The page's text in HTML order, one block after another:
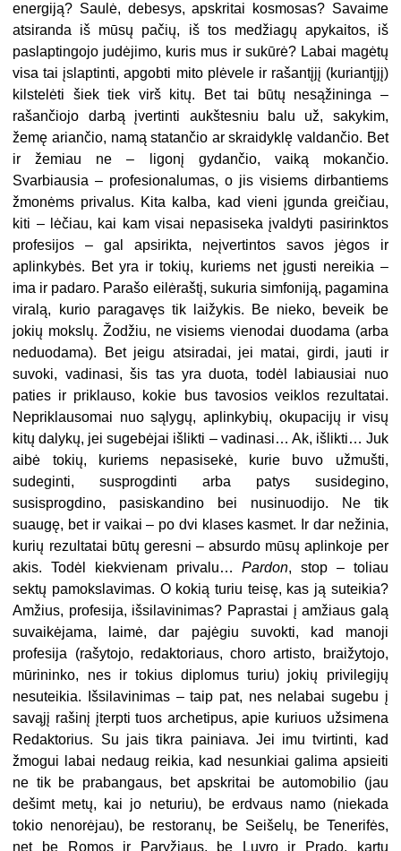
energiją? Saulė, debesys, apskritai kosmosas? Savaime
atsiranda iš mūsų pačių, iš tos medžiagų apykaitos, iš
paslaptingojo judėjimo, kuris mus ir sukūrė? Labai magėtų
visa tai įslaptinti, apgobti mito plėvele ir rašantįjį (kuriantįjį)
kilstelėti šiek tiek virš kitų. Bet tai būtų nesąžininga –
rašančiojo darbą įvertinti aukštesniu balu už, sakykim,
žemę ariančio, namą statančio ar skraidyklę valdančio. Bet
ir žemiau ne – ligonį gydančio, vaiką mokančio.
Svarbiausia – profesionalumas, o jis visiems dirbantiems
žmonėms privalus. Kita kalba, kad vieni įgunda greičiau,
kiti – lėčiau, kai kam visai nepasiseka įvaldyti pasirinktos
profesijos – gal apsirikta, neįvertintos savos jėgos ir
aplinkybės. Bet yra ir tokių, kuriems net įgusti nereikia –
ima ir padaro. Parašo eilėraštį, sukuria simfoniją, pagamina
viralą, kurio paragavęs tik laižykis. Be nieko, beveik be
jokių mokslų. Žodžiu, ne visiems vienodai duodama (arba
neduodama). Bet jeigu atsiradai, jei matai, girdi, jauti ir
suvoki, vadinasi, šis tas yra duota, todėl labiausiai nuo
paties ir priklauso, kokie bus tavosios veiklos rezultatai.
Nepriklausomai nuo sąlygų, aplinkybių, okupacijų ir visų
kitų dalykų, jei sugebėjai išlikti – vadinasi… Ak, išlikti… Juk
aibė tokių, kuriems nepasisekė, kurie buvo užmušti,
sudeginti, susprogdinti arba patys susidegino,
susisprogdino, pasiskandino bei nusinuodijo. Ne tik
suaugę, bet ir vaikai – po dvi klases kasmet. Ir dar nežinia,
kurių rezultatai būtų geresni – absurdo mūsų aplinkoje per
akis. Todėl kiekvienam privalu…Pardon, stop – toliau
sektų pamokslavimas. O kokią turiu teisę, kas ją suteikia?
Amžius, profesija, išsilavinimas? Paprastai į amžiaus galą
suvaikėjama, laimė, dar pajėgiu suvokti, kad manoji
profesija (rašytojo, redaktoriaus, choro artisto, braižytojo,
mūrininko, nes ir tokius diplomus turiu) jokių privilegijų
nesuteikia. Išsilavinimas – taip pat, nes nelabai sugebu į
savąjį rašinį įterpti tuos archetipus, apie kuriuos užsimena
Redaktorius. Su jais tikra painiava. Jei imu tvirtinti, kad
žmogui labai nedaug reikia, kad nesunkiai galima apsieiti
ne tik be prabangaus, bet apskritai be automobilio (jau
dešimt metų, kai jo neturiu), be erdvaus namo (niekada
tokio nenorėjau), be restoranų, be Seišelų, be Tenerifės,
net be Romos ir Paryžiaus, be Luvro ir Prado, kartu